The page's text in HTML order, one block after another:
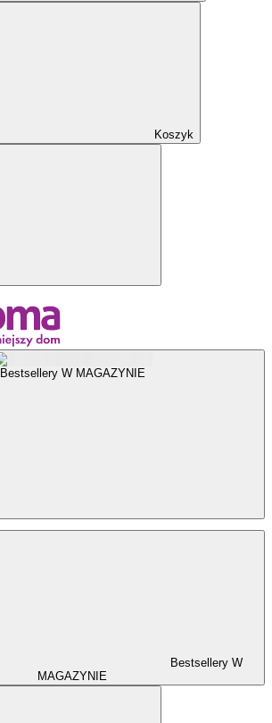
Koszyk
Bestsellery W MAGAZYNIE
Bestsellery W
MAGAZYNIE